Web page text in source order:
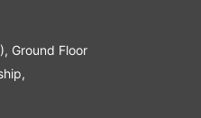
Ground Floor